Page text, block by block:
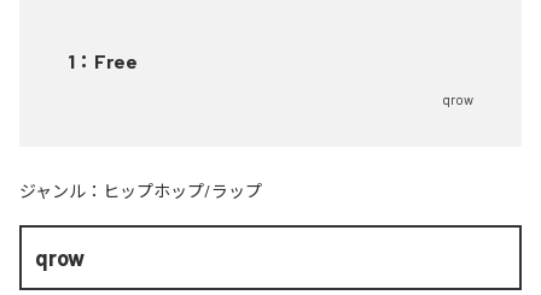
1 ： Free
qrow
ジャンル： ヒップホップ/ラップ
qrow